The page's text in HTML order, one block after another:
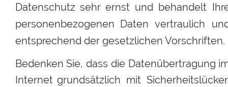
Datenschutz sehr ernst und behandelt
personenbezogenen Daten vertraulich
entsprechend der gesetzlichen Vorschriften.
Bedenken Sie, dass die Datenübertragung
Internet grundsätzlich mit